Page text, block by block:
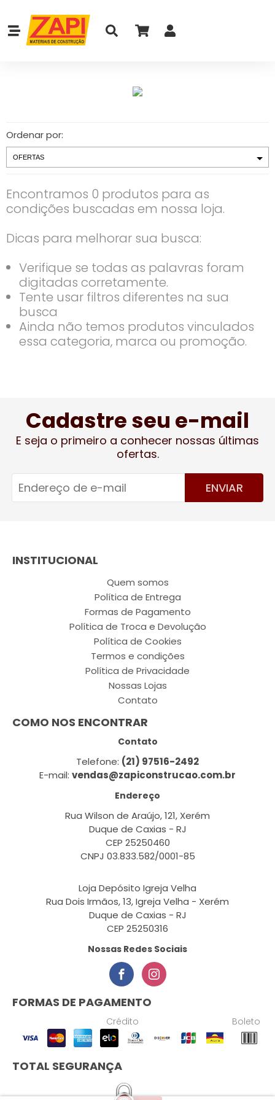
Ordenar por:
Encontramos 0 produtos para as
condições buscadas em nossa loja.
Dicas para melhorar sua busca:
Verifique se todas as palavras foram
digitadas corretamente.
Tente usar filtros diferentes na sua
busca
Ainda não temos produtos vinculados
essa categoria, marca ou promoção.
Cadastre seu e-mail
E seja o primeiro a conhecer nossas últimas
ofertas.
ENVIAR
INSTITUCIONAL
Quem somos
Política de Entrega
Formas de Pagamento
Política de Troca e Devolução
Política de Cookies
Termos e condições
Política de Privacidade
Nossas Lojas
Contato
COMO NOS ENCONTRAR
Contato
Telefone: (21) 97516-2492
E-mail: vendas@zapiconstrucao.com.br
Endereço
Rua Wilson de Araújo, 121, Xerém
Duque de Caxias - RJ
CEP 25250460
CNPJ 03.833.582/0001-85
Loja Depósito Igreja Velha
Rua Dois Irmãos, 13, Igreja Velha - Xerém
Duque de Caxias - RJ
CEP 25250316
Nossas Redes Sociais
FORMAS DE PAGAMENTO
Crédito Boleto
TOTAL SEGURANÇA